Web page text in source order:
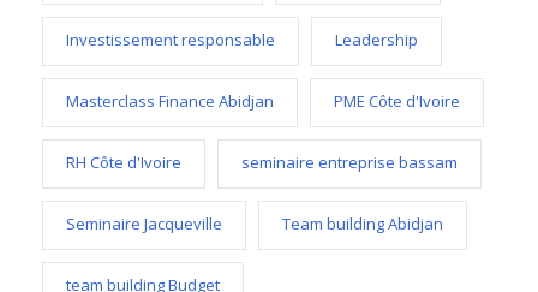
Investissement responsable Leadership
Masterclass Finance Abidjan PME Côte d'Ivoire
RH Côte d'Ivoire seminaire entreprise bassam
Seminaire Jacqueville Team building Abidjan
team building Budget